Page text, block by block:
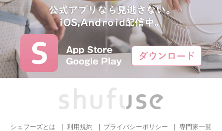
シュフーズとは 利用規約 プライバシーポリシー
専門家一覧